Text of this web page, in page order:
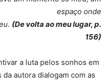
espaço onde
(De volta ao meu lugar, p.
156)
a luta pelos sonhos em
autora dialogam com as